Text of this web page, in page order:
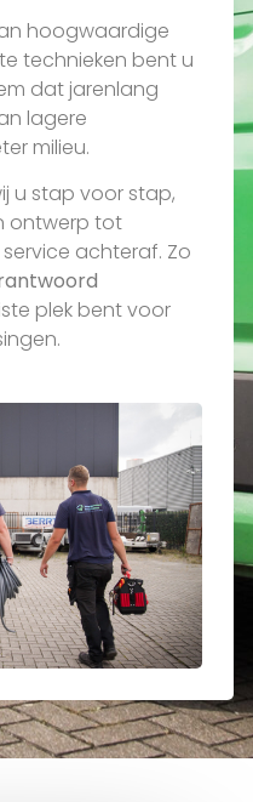
hoogwaardige
technieken bent u
dat jarenlang
lagere
milieu.
u stap voor stap,
ontwerp tot
achteraf. Zo
plek bent voor